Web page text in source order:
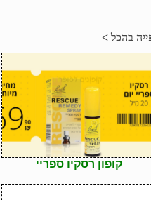
בהכל >
קופון רסקיו ספריי